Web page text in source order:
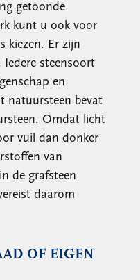
getoonde
kunt u ook voor
kiezen. Er zijn
steensoort
en
natuursteen bevat
Omdat licht
vuil dan donker
van
de grafsteen
daarom
OF EIGEN